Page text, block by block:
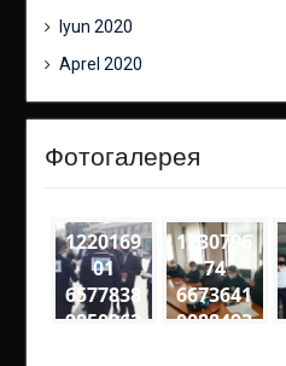
Iyun 2020
Aprel 2020
Фотогалерея
1220169
01
6577838
9850962
1230796
74
6673641
0088493